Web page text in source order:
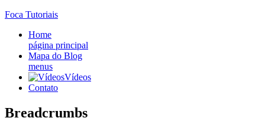
Foca Tutoriais
Home
página principal
Mapa do Blog
menus
Vídeos
Contato
Breadcrumbs